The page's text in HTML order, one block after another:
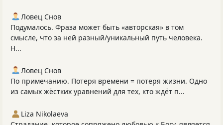
Ловец Снов
Подумалось. Фраза может быть «авторская» в том
смысле, что за ней разный/уникальный путь человека.
Н...
Ловец Снов
По примечанию. Потеря времени = потеря жизни. Одно
из самых жёстких уравнений для тех, кто ждёт п...
Liza Nikolaeva